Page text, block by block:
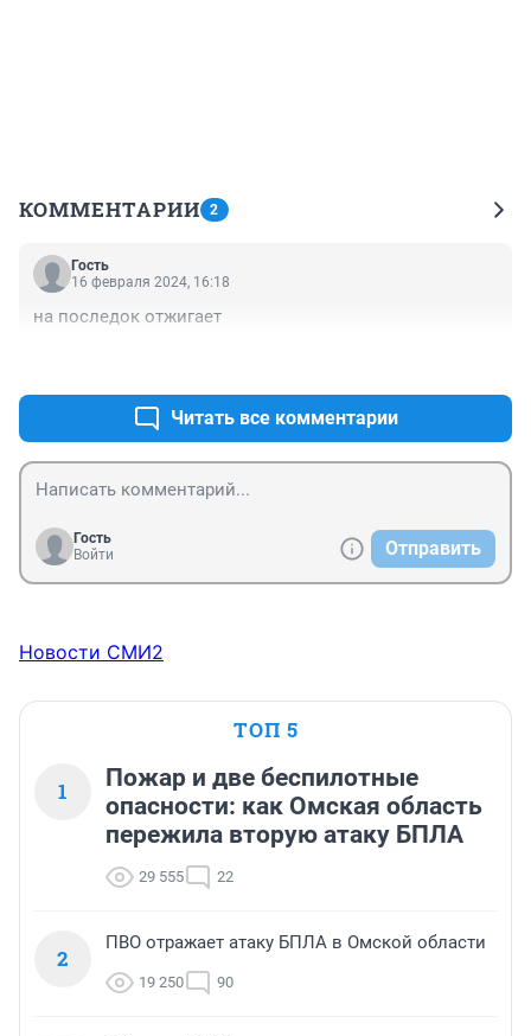
КОММЕНТАРИИ 2
Гость
16 февраля 2024, 16:18
на последок отжигает
Читать все комментарии
Гость
Войти
Отправить
Новости СМИ2
ТОП 5
1
Пожар и две беспилотные
опасности: как Омская область
пережила вторую атаку БПЛА
29 555 22
2
ПВО отражает атаку БПЛА в Омской области
19 250 90